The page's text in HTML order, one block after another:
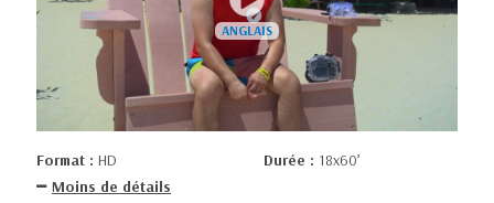
Format : HD Durée : 18x60’
Moins de détails